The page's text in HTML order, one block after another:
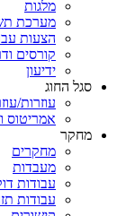
מלגות
מערכת
הצעות
קורסים
ידיעון
סגל החוג
עוזרות/
אמריטוס
מחקר
מחקרים
מעבדות
עבודות
עבודות